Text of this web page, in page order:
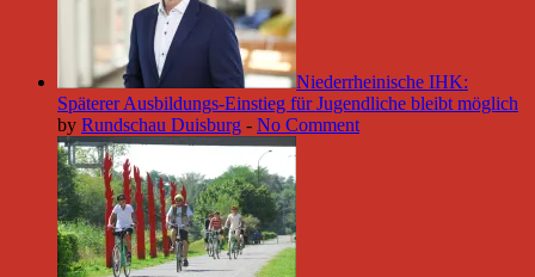
Niederrheinische IHK:
Späterer Ausbildungs-Einstieg für Jugendliche bleibt möglich
by Rundschau Duisburg - No Comment